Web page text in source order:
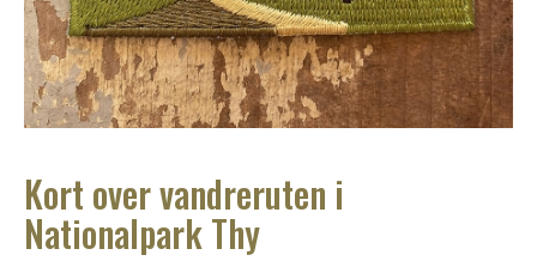
Kort over vandreruten i
Nationalpark Thy